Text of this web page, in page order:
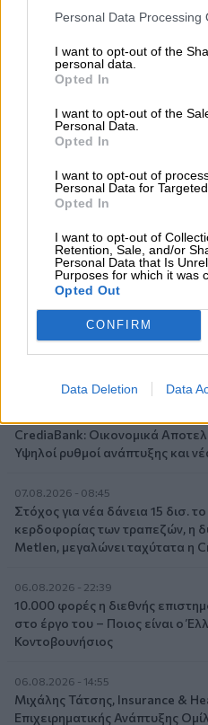
Personal Data Processing
I want to opt-out of the
personal data.
Opted In
I want to opt-out of the
Personal Data.
Opted In
I want to opt-out of
Personal Data for
Opted In
I want to opt-out of
Retention, Sale, and/or
Personal Data that Is
Purposes for which it was
Opted Out
CONFIRM
Data Deletion Data
Χρήστος Γεωργόπουλος –
07.08.2026 - 12:25
Bäte συνδέει τα αποτελέσματα
«protection gap»
07.08.2026 - 12:12
Οι αισθητήρες βλέπουν
Generali: Αποτελέσματα Α'
στα Λειτουργικά και
με συμβολή από όλες τις
07.08.2026 - 10:28
Ομαδικά Ασφαλιστικά προϊόντα
Συνταξιοδότησης: Νέο πεδίο
CrediaBank: Οικονομικά
Υψηλοί ρυθμοί ανάπτυξης και
07.08.2026 - 08:45
Στόχος για νέα δάνεια 15 δισ.
κερδοφορίας των τραπεζών, η
Metlen, μεγαλώνει ταχύτατα η
06.08.2026 - 22:39
10.000 φορές η διεθνής
στο έργο του – Ποιος είναι ο
Κοντοβουνήσιος
06.08.2026 - 14:55
Μιχάλης Τάτσης, Insurance &
Επιχειρηματικής Ανάπτυξης